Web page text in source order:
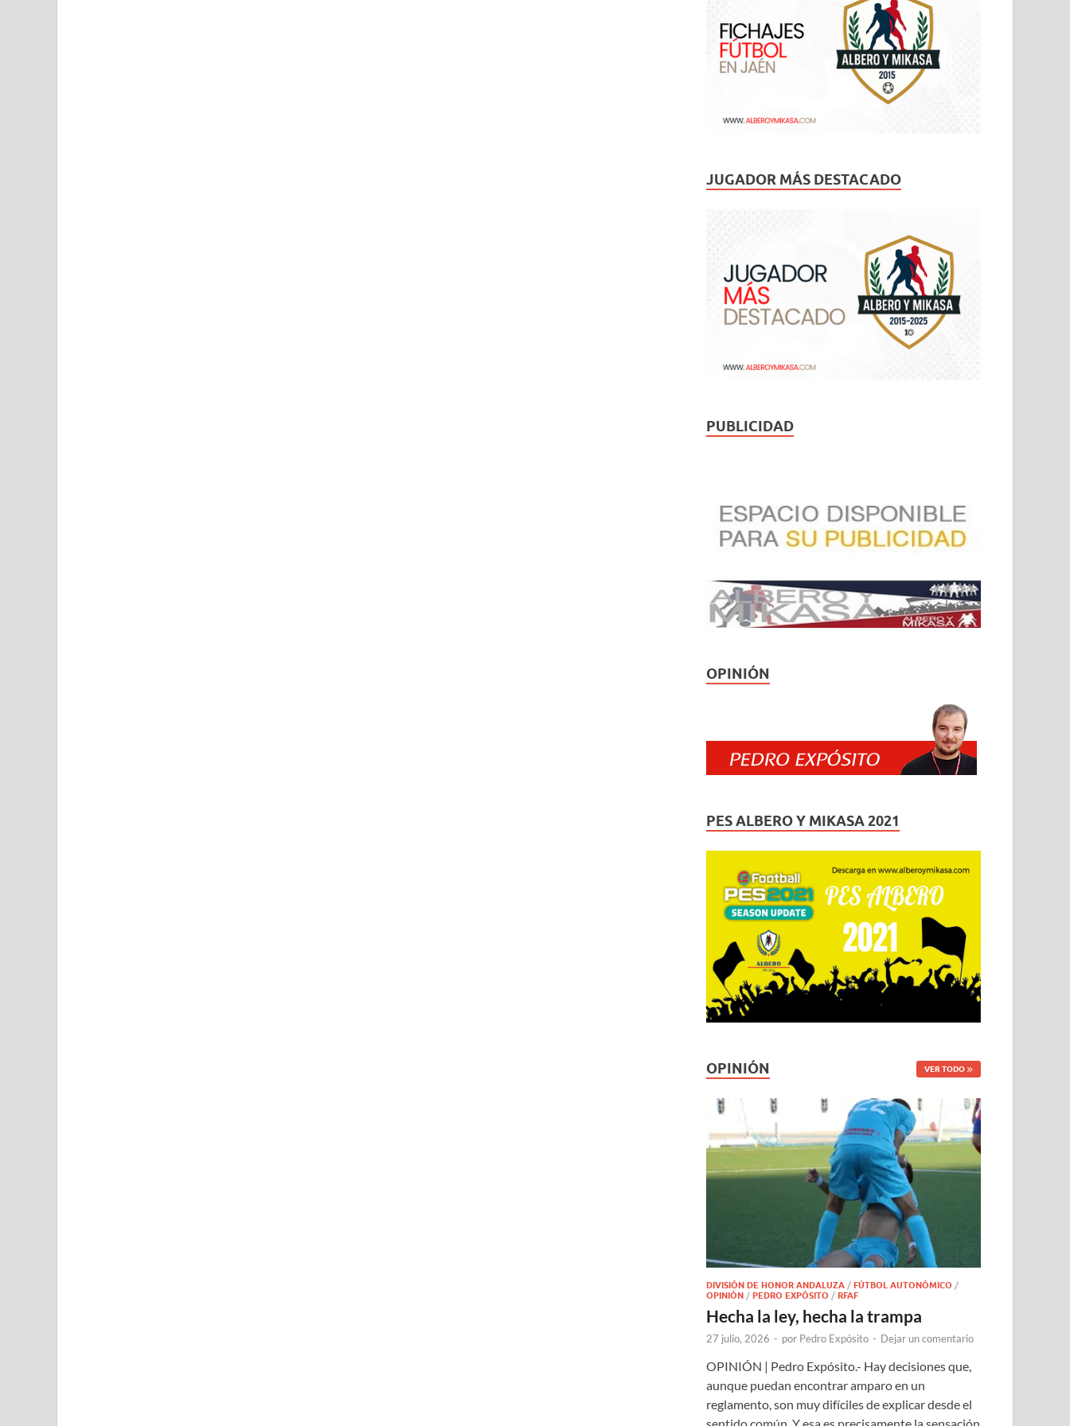
JUGADOR MÁS DESTACADO
PUBLICIDAD
OPINIÓN
PES ALBERO Y MIKASA 2021
OPINIÓN VER TODO
DIVISIÓN DE HONOR ANDALUZA /FÚTBOL AUTONÓMICO /
OPINIÓN /PEDRO EXPÓSITO /RFAF
Hecha la ley, hecha la trampa
27 julio, 2026 - por Pedro Expósito - Dejar un comentario
OPINIÓN | Pedro Expósito.- Hay decisiones que,
aunque puedan encontrar amparo en un
reglamento, son muy difíciles de explicar desde el
sentido común. Y esa es precisamente la sensación